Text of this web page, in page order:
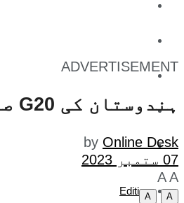
تفریح
صحت
آج کا اخبار
Edition
ADVERTISEMENT
ہندوستان کی G20 صدارت تقسیم کو ختم کرنے اور تعاون کے بیج بونے کیلئے کوشاں ہے۔ مودی
by Online Desk
07 ستمبر 2023
A A
A
A